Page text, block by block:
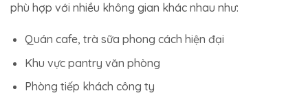
phù hợp với nhiều không gian khác nhau như:
Quán cafe, trà sữa phong cách hiện đại
Khu vực pantry văn phòng
Phòng tiếp khách công ty